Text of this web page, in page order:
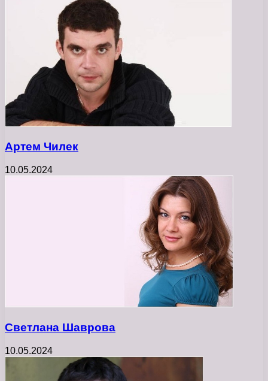
Артем Чилек
10.05.2024
Светлана Шаврова
10.05.2024